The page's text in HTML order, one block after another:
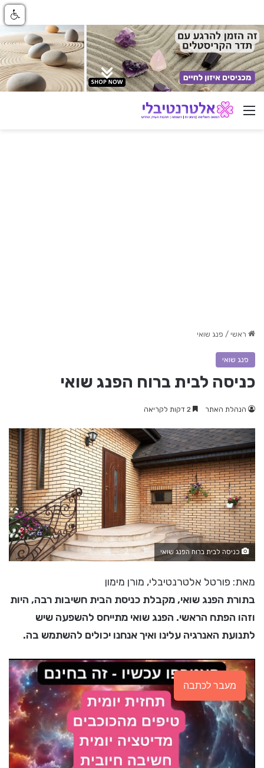
ניווט באתר
ראשי / פנג שואי
פנג שואי
כניסה לבית ברוח הפנג שואי
הנהלת האתר
כניסה לבית ברוח הפנג שואי
מאת: פורטל אלטרנטיבלי, מורן מימון
בתורת הפנג שואי, מקבלת כניסת הבית חשיבות רבה, היות
וזהו הפתח הראשי. הפנג שואי מתייחס להשפעה שיש
לתנועת האנרגיה עלינו ואיך אנחנו יכולים להשתמש בה.
מעבר לכתבה